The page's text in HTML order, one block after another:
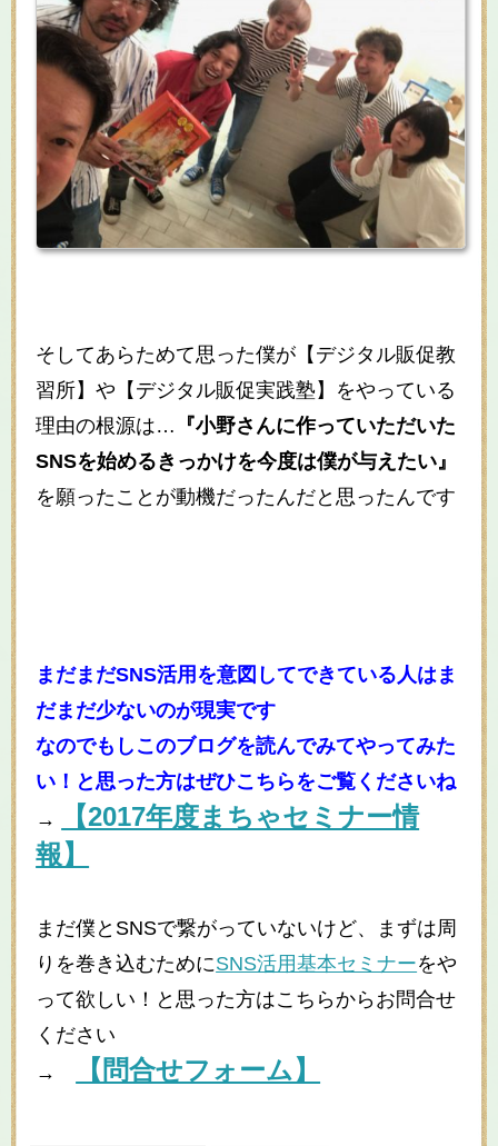
そしてあらためて思った僕が【デジタル販促教
習所】や【デジタル販促実践塾】をやっている
理由の根源は…
『小野さんに作っていただいた
SNSを始めるきっかけを今度は僕が与えたい』
を願ったことが動機だったんだと思ったんです
まだまだSNS活用を意図してできている人はま
だまだ少ないのが現実です
なのでもしこのブログを読んでみてやってみた
い！と思った方はぜひこちらをご覧くださいね
→
【2017年度まちゃセミナー情
報】
まだ僕とSNSで繋がっていないけど、まずは周
りを巻き込むためにSNS活用基本セミナーをや
って欲しい！と思った方はこちらからお問合せ
ください
→
【問合せフォーム】